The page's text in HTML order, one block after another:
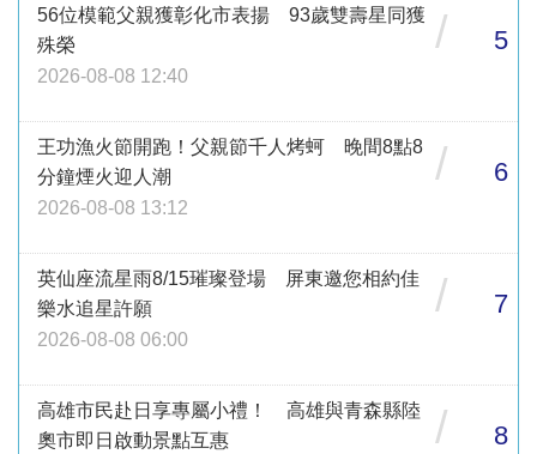
56位模範父親獲彰化市表揚 93歲雙壽星同獲
殊榮
2026-08-08 12:40
/ 5
王功漁火節開跑！父親節千人烤蚵 晚間8點8
分鐘煙火迎人潮
2026-08-08 13:12
/ 6
英仙座流星雨8/15璀璨登場 屏東邀您相約佳
樂水追星許願
2026-08-08 06:00
/ 7
高雄市民赴日享專屬小禮！ 高雄與青森縣陸
奧市即日啟動景點互惠
/ 8